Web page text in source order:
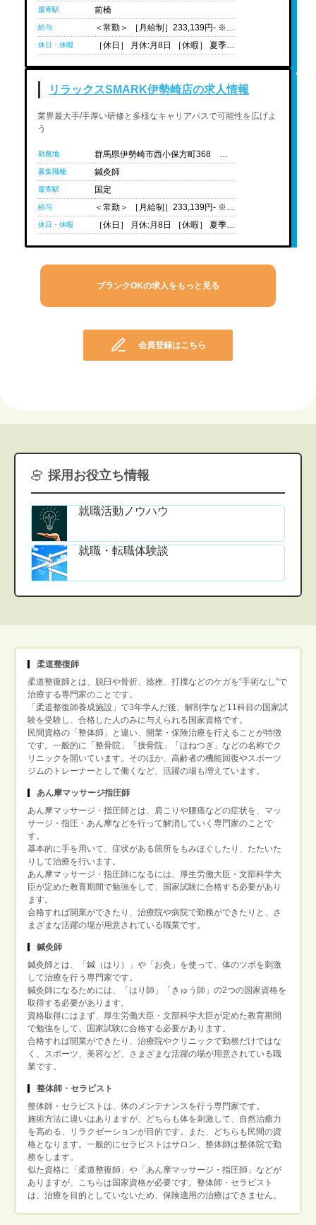
最寄駅 前橋
給与 ＜常勤＞ ［月給制］233,139円- ※固定残業代:41,858円(30時間分)を含む ※地域によって地域手当あり(東京・神奈川・大阪) ＜院長ｰ統括院長＞301,860円-452,500円 ＜給与例＞ ・新卒（1年目）：233,139円 ・入社2年目 ：235,608円 ・入社3年目 ：252,100円 ・入社4年目 ：266,600円 ※経験や状況に応じて変動可能性有り
休日・休暇 ［休日］ 月休:月8日 ［休暇］ 夏季休暇、年末年始休暇、有給休暇、育休・産休制度、介護休暇制度 ※有給休暇は法定通り支給 ［年間休日］ 105日程度
リラックスSMARK伊勢崎店の求人情報
業界最大手/手厚い研修と多様なキャリアパスで可能性を広げよ
う
勤務地 群馬県伊勢崎市西小保方町368 スマーク伊勢崎 2F
募集職種 鍼灸師
最寄駅 国定
給与 ＜常勤＞ ［月給制］233,139円- ※固定残業代:41,858円(30時間分)を含む ※地域によって地域手当あり(東京・神奈川・大阪) ＜院長ｰ統括院長＞301,860円-452,500円 ＜給与例＞ ・新卒（1年目）：233,139円 ・入社2年目 ：235,608円 ・入社3年目 ：252,100円 ・入社4年目 ：266,600円 ※経験や状況に応じて変動可能性有り
休日・休暇 ［休日］ 月休:月8日 ［休暇］ 夏季休暇、年末年始休暇、有給休暇、育休・産休制度、介護休暇制度 ※有給休暇は法定通り支給 ［年間休日］ 105日程度
会員登録はこちら
採用お役立ち情報
就職活動ノウハウ
就職・転職体験談
柔道整復師
柔道整復師とは、脱臼や骨折、捻挫、打撲などのケガを“手術なし”で
治療する専門家のことです。
「柔道整復師養成施設」で3年学んだ後、解剖学など11科目の国家試
験を受験し、合格した人のみに与えられる国家資格です。
民間資格の「整体師」と違い、開業・保険治療を行えることが特徴
です。一般的に「整骨院」「接骨院」「ほねつぎ」などの名称でク
リニックを開いています。そのほか、高齢者の機能回復やスポーツ
ジムのトレーナーとして働くなど、活躍の場も増えています。
あん摩マッサージ指圧師
あん摩マッサージ・指圧師とは、肩こりや腰痛などの症状を、マッ
サージ・指圧・あん摩などを行って解消していく専門家のことで
す。
基本的に手を用いて、症状がある箇所をもみほぐしたり、たたいた
りして治療を行います。
あん摩マッサージ・指圧師になるには、厚生労働大臣・文部科学大
臣が定めた教育期間で勉強をして、国家試験に合格する必要があり
ます。
合格すれば開業ができたり、治療院や病院で勤務ができたりと、さ
まざまな活躍の場が用意されている職業です。
鍼灸師
鍼灸師とは、「鍼（はり）」や「お灸」を使って、体のツボを刺激
して治療を行う専門家です。
鍼灸師になるためには、「はり師」「きゅう師」の2つの国家資格を
取得する必要があります。
資格取得にはまず、厚生労働大臣・文部科学大臣が定めた教育期間
で勉強をして、国家試験に合格する必要があります。
合格すれば開業ができたり、治療院やクリニックで勤務だけではな
く、スポーツ、美容など、さまざまな活躍の場が用意されている職
業です。
整体師・セラピスト
整体師・セラピストは、体のメンテナンスを行う専門家です。
施術方法に違いはありますが、どちらも体を刺激して、自然治癒力
を高める、リラクゼーションが目的です。また、どちらも民間の資
格となります。一般的にセラピストはサロン、整体師は整体院で勤
務をします。
似た資格に「柔道整復師」や「あん摩マッサージ・指圧師」などが
ありますが、こちらは国家資格が必要です。整体師・セラピスト
は、治療を目的としていないため、保険適用の治療はできません。